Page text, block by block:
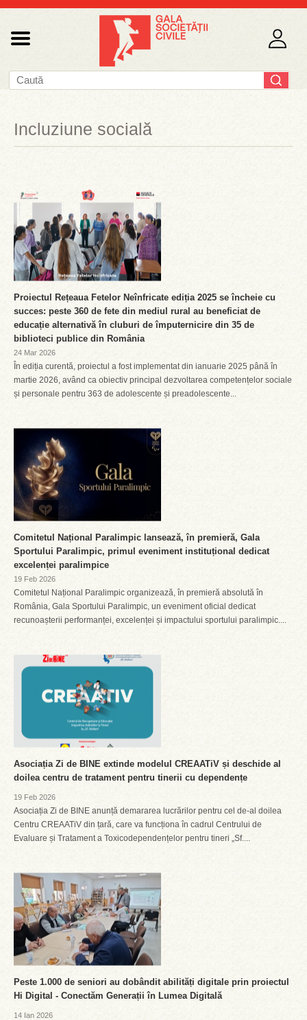
Incluziune socială
Proiectul Rețeaua Fetelor Neînfricate ediția 2025 se încheie cu
succes: peste 360 de fete din mediul rural au beneficiat de
educație alternativă în cluburi de împuternicire din 35 de
biblioteci publice din România
24 Mar 2026
În ediția curentă, proiectul a fost implementat din ianuarie 2025 până în
martie 2026, având ca obiectiv principal dezvoltarea competențelor sociale
și personale pentru 363 de adolescente și preadolescente...
Comitetul Național Paralimpic lansează, în premieră, Gala
Sportului Paralimpic, primul eveniment instituțional dedicat
excelenței paralimpice
19 Feb 2026
Comitetul Național Paralimpic organizează, în premieră absolută în
România, Gala Sportului Paralimpic, un eveniment oficial dedicat
recunoașterii performanței, excelenței și impactului sportului paralimpic....
Asociația Zi de BINE extinde modelul CREAATiV și deschide al
doilea centru de tratament pentru tinerii cu dependențe
19 Feb 2026
Asociația Zi de BINE anunță demararea lucrărilor pentru cel de-al doilea
Centru CREAATiV din țară, care va funcționa în cadrul Centrului de
Evaluare și Tratament a Toxicodependențelor pentru tineri „Sf....
Peste 1.000 de seniori au dobândit abilități digitale prin proiectul
Hi Digital - Conectăm Generații în Lumea Digitală
14 Ian 2026